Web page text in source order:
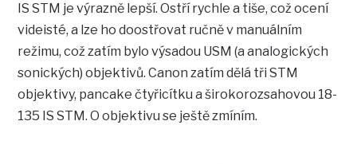
IS STM je výrazně lepší. Ostří rychle a tiše, což ocení
videisté, a lze ho doostřovat ručně v manuálním
režimu, což zatím bylo výsadou USM (a analogických
sonických) objektivů. Canon zatím dělá tři STM
objektivy, pancake čtyřicítku a širokorozsahovou 18-
135 IS STM. O objektivu se ještě zmíním.